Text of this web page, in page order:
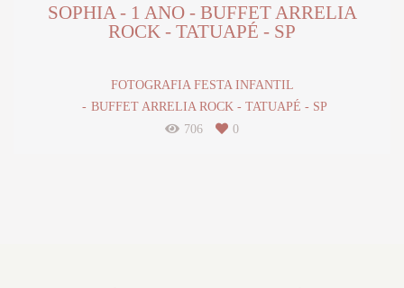
SOPHIA - 1 ANO - BUFFET ARRELIA
ROCK - TATUAPÉ - SP
FOTOGRAFIA FESTA INFANTIL
BUFFET ARRELIA ROCK - TATUAPÉ - SP
706
0